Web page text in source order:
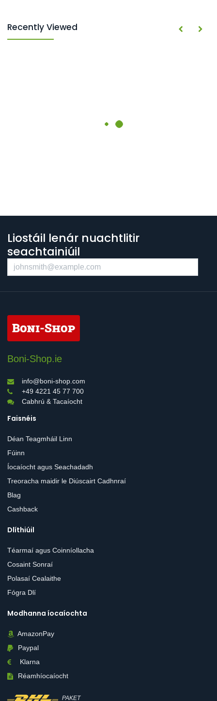
Recently Viewed
Liostáil lenár nuachtlitir
seachtainiúil
Boni-Shop.ie
info@boni-shop.com
+49 4221 45 77 700
Cabhrú & Tacaíocht
Faisnéis
Déan Teagmháil Linn
Fúinn
Íocaíocht agus Seachadadh
Treoracha maidir le Diúscairt Cadhnraí
Blag
Cashback
Dlíthiúil
Téarmaí agus Coinníollacha
Cosaint Sonraí
Polasaí Cealaithe
Fógra Dlí
Modhanna íocaíochta
AmazonPay
Paypal
Klarna
Réamhíocaíocht
PAKET